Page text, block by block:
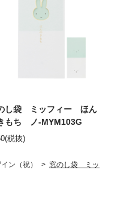
し袋 ミッフィー ほん
もち ノ-MYM103G
(税抜)
ン（祝） > 窓のし袋 ミッ